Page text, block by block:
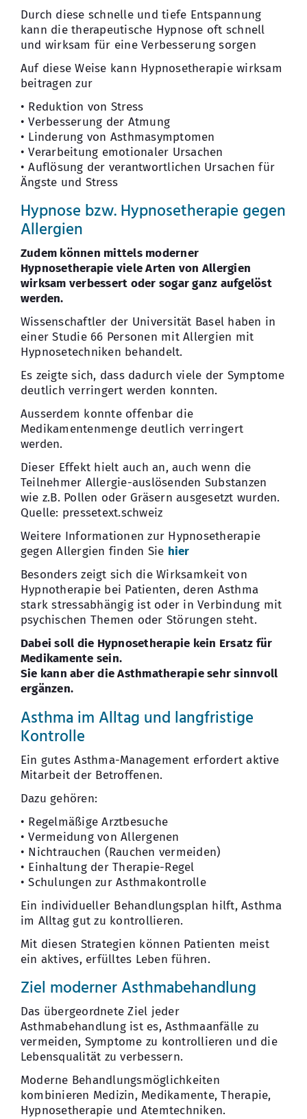
Durch diese schnelle und tiefe Entspannung
kann die therapeutische Hypnose oft schnell
und wirksam für eine Verbesserung sorgen
Auf diese Weise kann Hypnosetherapie wirksam
beitragen zur
• Reduktion von Stress
• Verbesserung der Atmung
• Linderung von Asthmasymptomen
• Verarbeitung emotionaler Ursachen
• Auflösung der verantwortlichen Ursachen für
Ängste und Stress
Hypnose bzw. Hypnosetherapie gegen
Allergien
Zudem können mittels moderner
Hypnosetherapie viele Arten von Allergien
wirksam verbessert oder sogar ganz aufgelöst
werden.
Wissenschaftler der Universität Basel haben in
einer Studie 66 Personen mit Allergien mit
Hypnosetechniken behandelt.
Es zeigte sich, dass dadurch viele der Symptome
deutlich verringert werden konnten.
Ausserdem konnte offenbar die
Medikamentenmenge deutlich verringert
werden.
Dieser Effekt hielt auch an, auch wenn die
Teilnehmer Allergie-auslösenden Substanzen
wie z.B. Pollen oder Gräsern ausgesetzt wurden.
Quelle: pressetext.schweiz
Weitere Informationen zur Hypnosetherapie
gegen Allergien finden Sie hier
Besonders zeigt sich die Wirksamkeit von
Hypnotherapie bei Patienten, deren Asthma
stark stressabhängig ist oder in Verbindung mit
psychischen Themen oder Störungen steht.
Dabei soll die Hypnosetherapie kein Ersatz für
Medikamente sein.
Sie kann aber die Asthmatherapie sehr sinnvoll
ergänzen.
Asthma im Alltag und langfristige
Kontrolle
Ein gutes Asthma-Management erfordert aktive
Mitarbeit der Betroffenen.
Dazu gehören:
• Regelmäßige Arztbesuche
• Vermeidung von Allergenen
• Nichtrauchen (Rauchen vermeiden)
• Einhaltung der Therapie-Regel
• Schulungen zur Asthmakontrolle
Ein individueller Behandlungsplan hilft, Asthma
im Alltag gut zu kontrollieren.
Mit diesen Strategien können Patienten meist
ein aktives, erfülltes Leben führen.
Ziel moderner Asthmabehandlung
Das übergeordnete Ziel jeder
Asthmabehandlung ist es, Asthmaanfälle zu
vermeiden, Symptome zu kontrollieren und die
Lebensqualität zu verbessern.
Moderne Behandlungsmöglichkeiten
kombinieren Medizin, Medikamente, Therapie,
Hypnosetherapie und Atemtechniken.